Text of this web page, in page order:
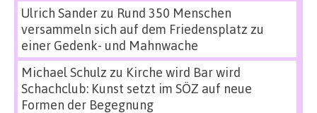
Ulrich Sanderzu Rund 350 Menschen
versammeln sich auf dem Friedensplatz zu
einer Gedenk- und Mahnwache
Michael Schulz zu Kirche wird Bar wird
Schachclub: Kunst setzt im SÖZ auf neue
Formen der Begegnung